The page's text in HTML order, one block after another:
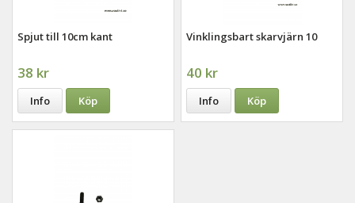
Spjut till 10cm kant
38 kr
Info Köp
Vinklingsbart skarvjärn 10
40 kr
Info Köp